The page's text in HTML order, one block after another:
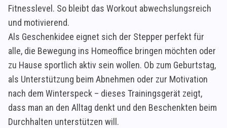
Fitnesslevel. So bleibt das Workout abwechslungsreich
und motivierend.
Als Geschenkidee eignet sich der Stepper perfekt für
alle, die Bewegung ins Homeoffice bringen möchten oder
zu Hause sportlich aktiv sein wollen. Ob zum Geburtstag,
als Unterstützung beim Abnehmen oder zur Motivation
nach dem Winterspeck – dieses Trainingsgerät zeigt,
dass man an den Alltag denkt und den Beschenkten beim
Durchhalten unterstützen will.